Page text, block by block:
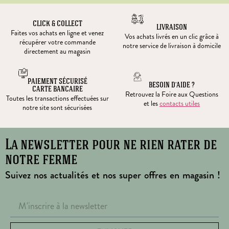
CLICK & COLLECT
Faites vos achats en ligne et venez
récupérer votre commande
directement au magasin
LIVRAISON
Vos achats livrés en un clic grâce à
notre service de livraison à domicile
PAIEMENT SÉCURISÉ
CARTE BANCAIRE
Toutes les transactions effectuées sur
notre site sont sécurisées
BESOIN D’AIDE ?
Retrouvez la Foire aux Questions
et lescontacts utiles
La newsletter pour ne rien rater de
notre ferme
Suivez nos actualités et nos super offres en magasin !